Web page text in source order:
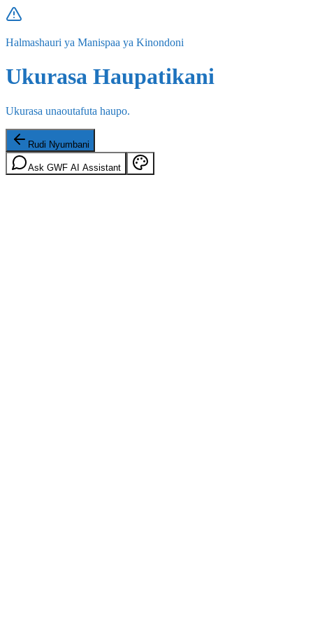
Halmashauri ya Manispaa ya Kinondoni
Ukurasa Haupatikani
Ukurasa unaoutafuta haupo.
Rudi Nyumbani
Ask GWF AI Assistant